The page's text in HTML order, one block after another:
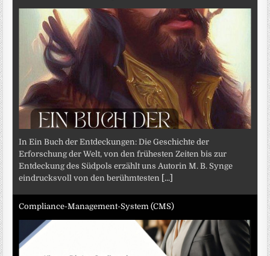
In Ein Buch der Entdeckungen: Die Geschichte der
Erforschung der Welt, von den frühesten Zeiten bis zur
Entdeckung des Südpols erzählt uns Autorin M. B. Synge
eindrucksvoll von den berühmtesten [...]
Compliance-Management-System (CMS)